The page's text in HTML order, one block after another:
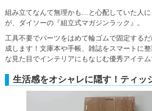
組み立てなんて無理かも…と心配していた人
が、ダイソーの『組立式マガジンラック』。
工具不要でパーツをはめて輪ゴムで固定する
成します！文庫本や手帳、雑誌をスマートに
な見た目でインテリアにもなじむ優秀アイテ
生活感をオシャレに隠す！ティッ